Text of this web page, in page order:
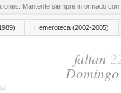
Mantente siempre informado con:
Hemeroteca (2002-2005)
faltan